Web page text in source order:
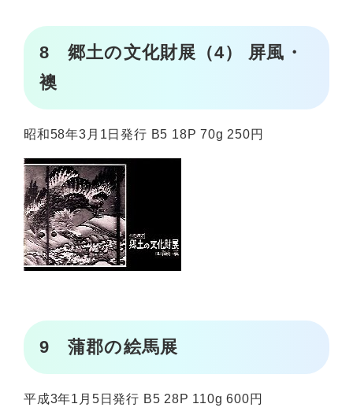
8 郷土の文化財展（4） 屏風・
襖
昭和58年3月1日発行 B5 18P 70g 250円
9 蒲郡の絵馬展
平成3年1月5日発行 B5 28P 110g 600円